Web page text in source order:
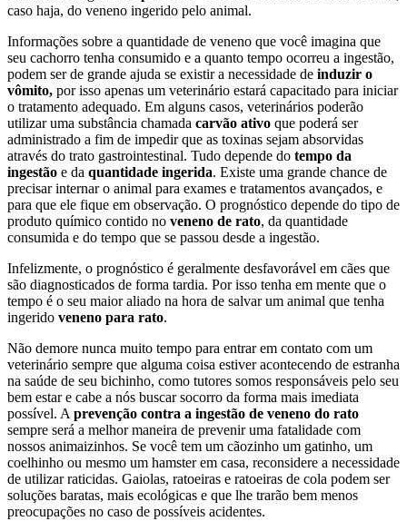
caso haja, do veneno ingerido pelo animal.
Informações sobre a quantidade de veneno que você imagina que
seu cachorro tenha consumido e a quanto tempo ocorreu a ingestão,
podem ser de grande ajuda se existir a necessidade de induzir o
vômito, por isso apenas um veterinário estará capacitado para iniciar
o tratamento adequado. Em alguns casos, veterinários poderão
utilizar uma substância chamada carvão ativo que poderá ser
administrado a fim de impedir que as toxinas sejam absorvidas
através do trato gastrointestinal. Tudo depende do tempo da
ingestão e da quantidade ingerida. Existe uma grande chance de
precisar internar o animal para exames e tratamentos avançados, e
para que ele fique em observação. O prognóstico depende do tipo de
produto químico contido no veneno de rato, da quantidade
consumida e do tempo que se passou desde a ingestão.
Infelizmente, o prognóstico é geralmente desfavorável em cães que
são diagnosticados de forma tardia. Por isso tenha em mente que o
tempo é o seu maior aliado na hora de salvar um animal que tenha
ingerido veneno para rato.
Não demore nunca muito tempo para entrar em contato com um
veterinário sempre que alguma coisa estiver acontecendo de estranha
na saúde de seu bichinho, como tutores somos responsáveis pelo seu
bem estar e cabe a nós buscar socorro da forma mais imediata
possível. A prevenção contra a ingestão de veneno do rato
sempre será a melhor maneira de prevenir uma fatalidade com
nossos animaizinhos. Se você tem um cãozinho um gatinho, um
coelhinho ou mesmo um hamster em casa, reconsidere a necessidade
de utilizar raticidas. Gaiolas, ratoeiras e ratoeiras de cola podem ser
soluções baratas, mais ecológicas e que lhe trarão bem menos
preocupações no caso de possíveis acidentes.